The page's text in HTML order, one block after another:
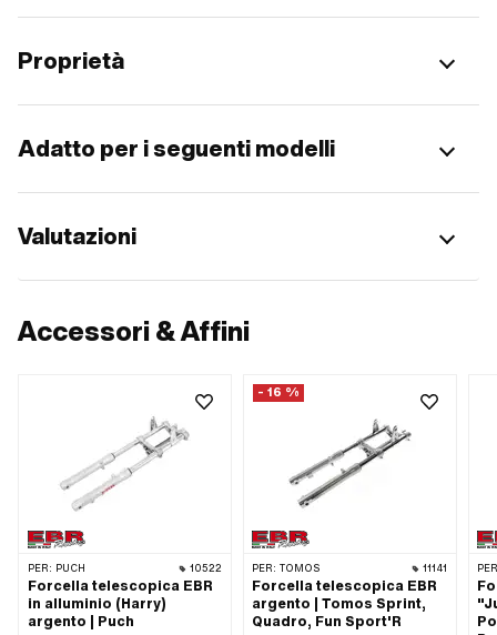
Proprietà
Adatto per i seguenti modelli
Valutazioni
Accessori & Affini
PER: PUCH 10522
Forcella telescopica EBR
in alluminio (Harry)
argento | Puch
- 16 %
PER: TOMOS 11141
Forcella telescopica EBR
argento | Tomos Sprint,
Quadro, Fun Sport'R